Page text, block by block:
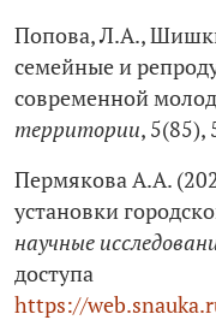
Попова, Л.А.,
семейные и
современной
территории, 5(85),
Пермякова А.А.
установки
научные
доступа
https://